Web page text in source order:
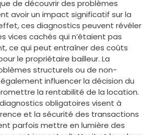
de découvrir des problèmes
avoir un impact significatif sur la
ces diagnostics peuvent révéler
vices cachés qui n’étaient pas
ce qui peut entraîner des coûts
le propriétaire bailleur. La
structurels ou de non-
influencer la décision du
la rentabilité de la location.
obligatoires visent à
et la sécurité des transactions
parfois mettre en lumière des